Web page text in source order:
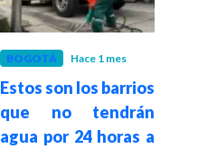
BOGOTÁ Hace 1 mes
Estos son los barrios
que no tendrán
agua por 24 horas a